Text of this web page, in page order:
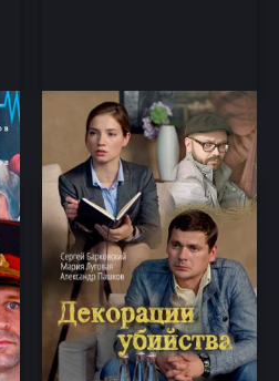
Декорации убийства
Детектив